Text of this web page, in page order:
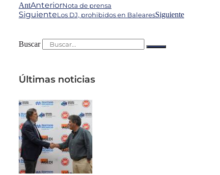
AntAnteriorNota de prensa
SiguienteLos DJ, prohibidos en BalearesSiguiente
Buscar
Últimas noticias